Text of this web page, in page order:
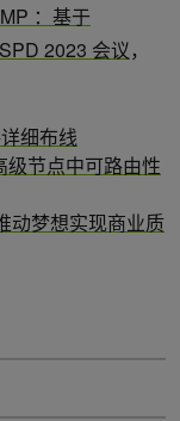
：基于
2023 会议，
细布线
节点中可路由性
动梦想实现商业质